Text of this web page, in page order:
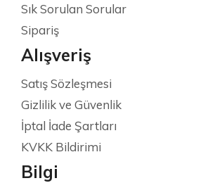
Sık Sorulan Sorular
Sipariş
Alışveriş
Satış Sözleşmesi
Gizlilik ve Güvenlik
İptal İade Şartları
KVKK Bildirimi
Bilgi